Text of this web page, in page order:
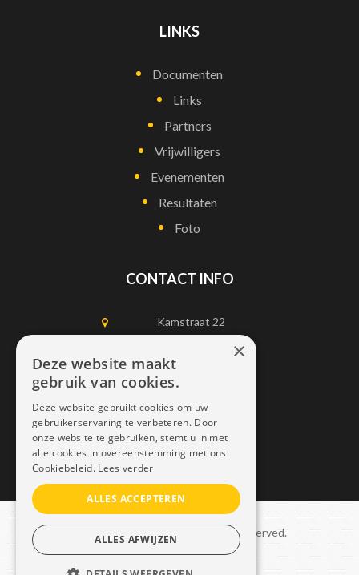
LINKS
Documenten
Links
Partners
Vrijwilligers
Evenementen
Resultaten
Foto
CONTACT INFO
Kamstraat 22
1750 Lennik
0497452898
info@dais.be
Copyright © 2021 Dais. All rights reserved.
Sitemap–GDPR
×
Deze website maakt
gebruik van cookies.
Deze website gebruikt cookies om uw
gebruikerservaring te verbeteren. Door
onze website te gebruiken, stemt u in met
alle cookies in overeenstemming met ons
Cookiebeleid. Lees verder
ALLES ACCEPTEREN
ALLES AFWIJZEN